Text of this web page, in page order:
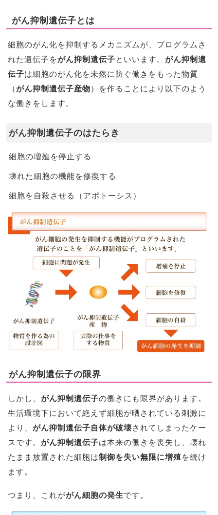
がん抑制遺伝子とは
細胞のがん化を抑制するメカニズムが、プログラムさ
れた遺伝子をがん抑制遺伝子といいます。 がん抑制遺
伝子は細胞のがん化を未然に防ぐ働きをもった物質
（がん抑制遺伝子産物）を作ることにより以下のよう
な働きをします。
がん抑制遺伝子のはたらき
細胞の増殖を停止する
壊れた細胞の機能を修復する
細胞を自殺させる（アポトーシス）
がん抑制遺伝子の限界
しかし、 がん抑制遺伝子の働きにも限界があります。
生活環境下において絶えず細胞が晒されている刺激に
より、 がん抑制遺伝子自体が破壊されてしまったケー
スです。 がん抑制遺伝子は本来の働きを喪失し、壊れ
たまま放置された細胞は制御を失い無限に増殖を続け
ます。
つまり、これががん細胞の発生です。